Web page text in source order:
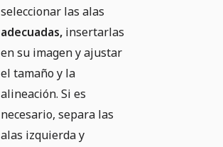
seleccionar las alas
adecuadas, insertarlas
en su imagen y ajustar
el tamaño y la
alineación. Si es
necesario, separa las
alas izquierda y